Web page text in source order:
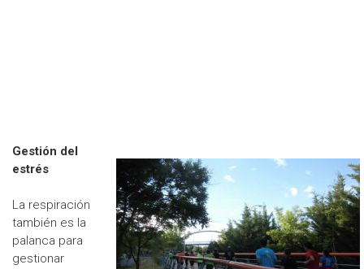
Gestión del
estrés
La respiración
también es la
palanca para
gestionar